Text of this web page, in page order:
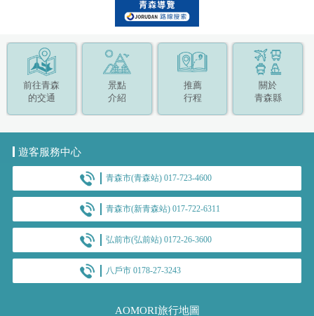
前往青森
的交通
景點
介紹
推薦
行程
關於
青森縣
遊客服務中心
青森市(青森站) 017-723-4600
青森市(新青森站) 017-722-6311
弘前市(弘前站) 0172-26-3600
八戶市 0178-27-3243
AOMORI旅行地圖